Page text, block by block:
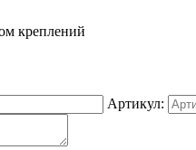
креплений
Артикул: